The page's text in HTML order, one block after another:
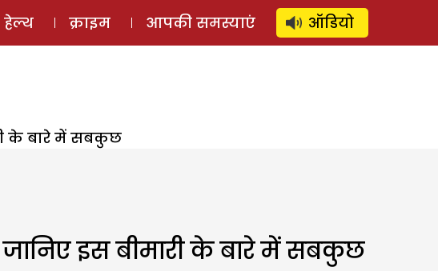
ऑडियो स्टोरी लॉग इन ⚲ SUBSCRIBE
हेल्थ क्राइम आपकी समस्याएं ऑडियो
के बारे में सबकुछ
इस बीमारी के बारे में सबकुछ